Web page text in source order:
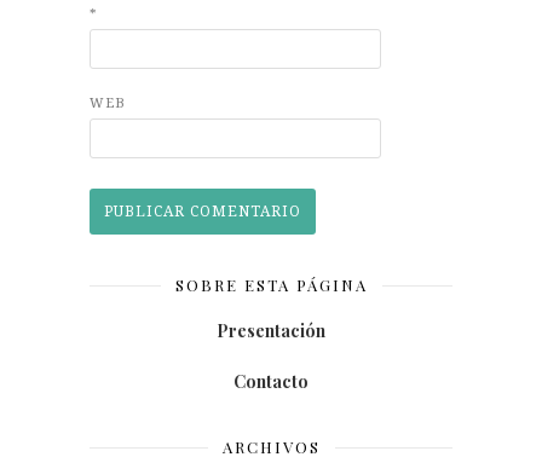
*
WEB
SOBRE ESTA PÁGINA
Presentación
Contacto
ARCHIVOS